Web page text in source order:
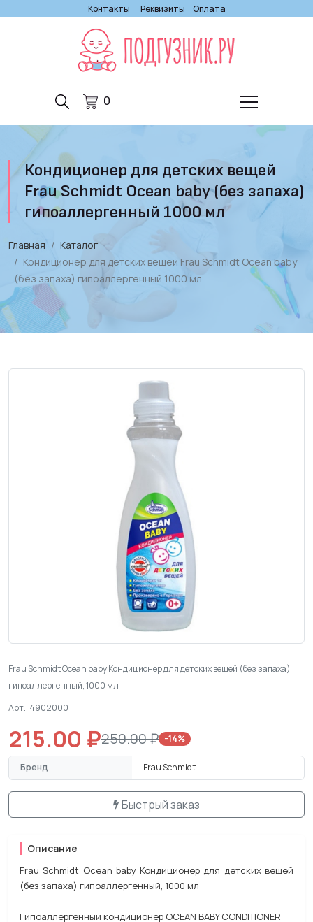
Контакты Реквизиты Оплата
0
Кондиционер для детских вещей
Frau Schmidt Ocean baby (без запаха)
гипоаллергенный 1000 мл
Главная
Каталог
Кондиционер для детских вещей Frau Schmidt Ocean baby
(без запаха) гипоаллергенный 1000 мл
Frau Schmidt Ocean baby Кондиционер для детских вещей (без запаха)
гипоаллергенный, 1000 мл
Арт.: 4902000
215.00 ₽250.00 ₽ −14%
Бренд Frau Schmidt
Быстрый заказ
Описание
Frau Schmidt Ocean baby Кондиционер для детских вещей
(без запаха) гипоаллергенный, 1000 мл
Гипоаллергенный кондиционер OCEAN BABY CONDITIONER